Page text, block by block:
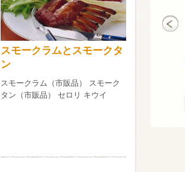
スモークラムとスモークタ
ン
スモークラム（市販品） スモーク
タン（市販品） セロリ キウイ
750ml瓶
2026年7月14日新発売